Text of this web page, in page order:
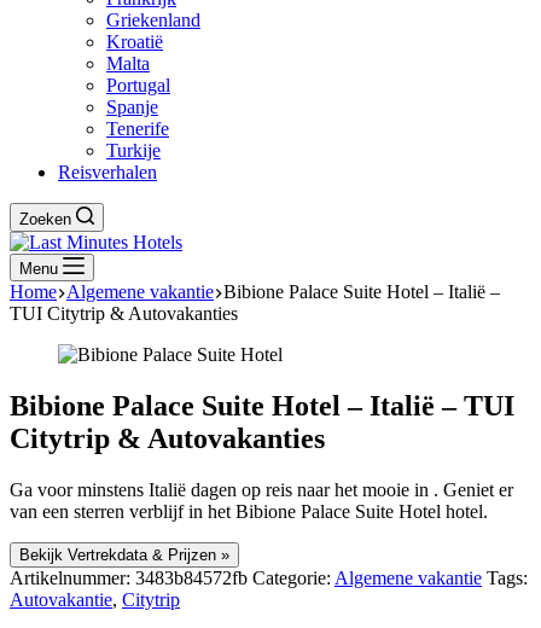
Griekenland
Kroatië
Malta
Portugal
Spanje
Tenerife
Turkije
Reisverhalen
Zoeken
Menu
Home Algemene vakantie Bibione Palace Suite Hotel – Italië –
TUI Citytrip & Autovakanties
Bibione Palace Suite Hotel – Italië – TUI
Citytrip & Autovakanties
Ga voor minstens Italië dagen op reis naar het mooie in . Geniet er
van een sterren verblijf in het Bibione Palace Suite Hotel hotel.
Bekijk Vertrekdata & Prijzen »
Artikelnummer: 3483b84572fb Categorie: Algemene vakantie Tags:
Autovakantie, Citytrip